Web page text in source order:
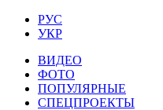
РУС
УКР
ВИДЕО
ФОТО
ПОПУЛЯРНЫЕ
СПЕЦПРОЕКТЫ